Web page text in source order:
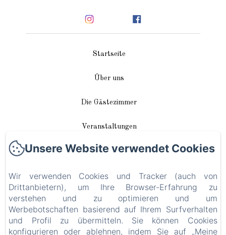
Startseite
Über uns
Die Gästezimmer
Veranstaltungen
In unserer Nähe
Anreise / Kontakt
Plan du site
Blog
Unsere Website verwendet Cookies
Wir verwenden Cookies und Tracker (auch von
Drittanbietern), um Ihre Browser-Erfahrung zu
verstehen und zu optimieren und um
Werbebotschaften basierend auf Ihrem Surfverhalten
und Profil zu übermitteln. Sie können Cookies
konfigurieren oder ablehnen, indem Sie auf „Meine